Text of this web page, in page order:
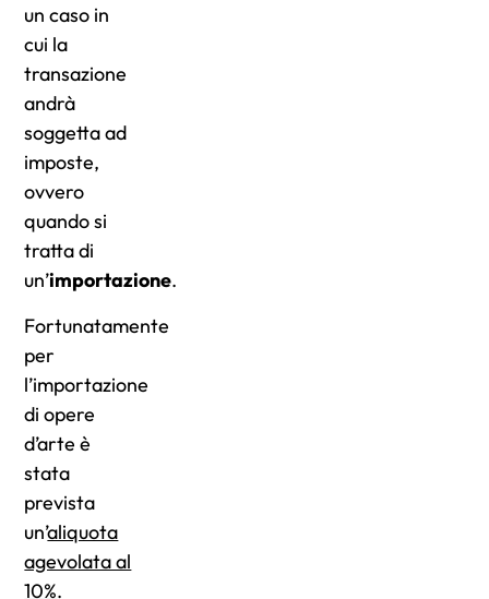
un caso in
cui la
transazione
andrà
soggetta ad
imposte,
ovvero
quando si
tratta di
un’importazione.
Fortunatamente
per
l’importazione
di opere
d’arte è
stata
prevista
un’aliquota
agevolata al
10%.